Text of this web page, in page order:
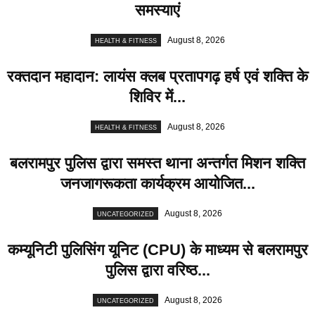
समस्याएं
HEALTH & FITNESS August 8, 2026
रक्तदान महादान: लायंस क्लब प्रतापगढ़ हर्ष एवं शक्ति के
शिविर में...
HEALTH & FITNESS August 8, 2026
बलरामपुर पुलिस द्वारा समस्त थाना अन्तर्गत मिशन शक्ति
जनजागरूकता कार्यक्रम आयोजित...
UNCATEGORIZED August 8, 2026
कम्यूनिटी पुलिसिंग यूनिट (CPU) के माध्यम से बलरामपुर
पुलिस द्वारा वरिष्ठ...
UNCATEGORIZED August 8, 2026